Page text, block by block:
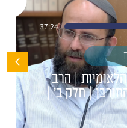
37:24
| הרב
| חלק ב' |